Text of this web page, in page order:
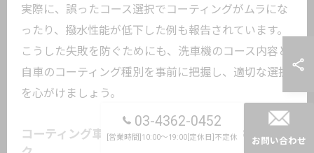
実際に、誤ったコース選択でコーティングがムラにな
ったり、撥水性能が低下した例も報告されています。
こうした失敗を防ぐためにも、洗車機のコース内容と
自車のコーティング種別を事前に把握し、適切な選択
を心がけましょう。
コーティング車が水洗い洗車機で避けるべきリス
03-4362-0452
[営業時間]10:00～19:00[定休日]不定休 お問い合わせ